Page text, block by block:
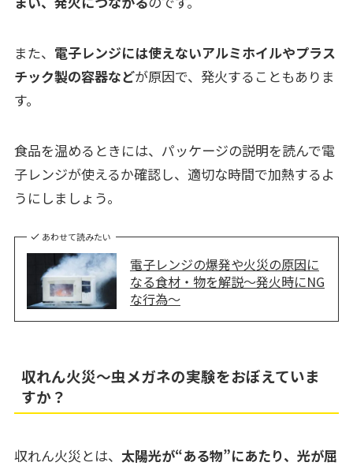
また、 電子レンジには使えないアルミホイルやプラス
チック製の容器などが原因で、発火することもありま
す。
食品を温めるときには、パッケージの説明を読んで電
子レンジが使えるか確認し、適切な時間で加熱するよ
うにしましょう。
あわせて読みたい
電子レンジの爆発や火災の原因に
なる食材・物を解説～発火時にNG
な行為～
収れん火災～虫メガネの実験をおぼえていま
すか？
収れん火災とは、 太陽光が“ある物”にあたり、光が屈